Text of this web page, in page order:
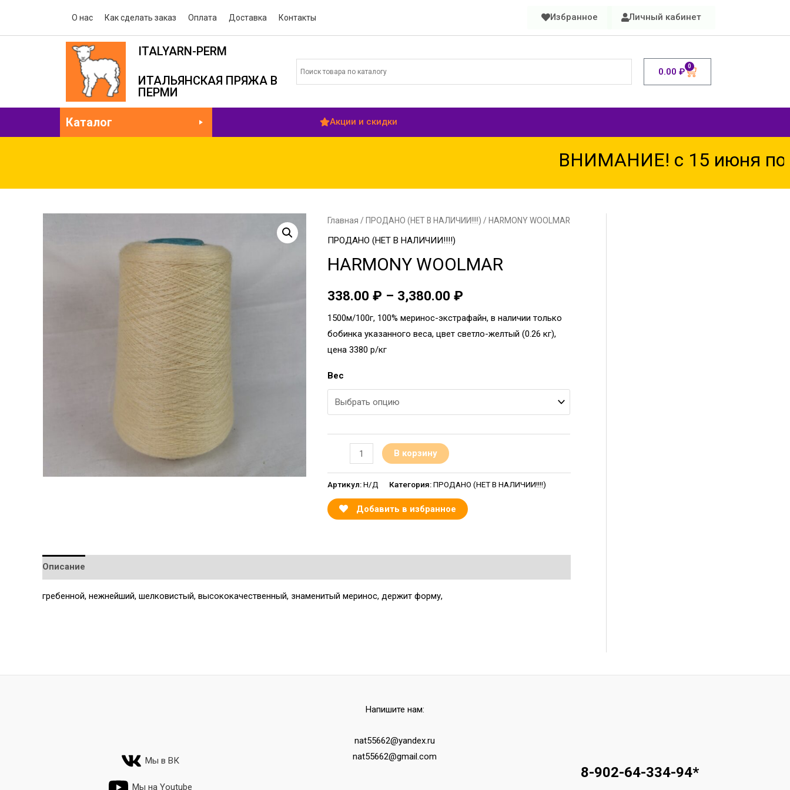
О нас Как сделать заказ Оплата Доставка Контакты Избранное Личный кабинет
ITALYARN-PERM
ИТАЛЬЯНСКАЯ ПРЯЖА В
ПЕРМИ
0.00 ₽ 0
Каталог Акции и скидки
ВНИМАНИЕ! с 15 июня по
Главная / ПРОДАНО (НЕТ В НАЛИЧИИ!!!!) / HARMONY WOOLMAR
ПРОДАНО (НЕТ В НАЛИЧИИ!!!!)
HARMONY WOOLMAR
338.00₽ – 3,380.00₽
1500м/100г, 100% меринос-экстрафайн, в наличии только
бобинка указанного веса, цвет светло-желтый (0.26 кг),
цена 3380 р/кг
Вес
В корзину
Артикул:Н/Д Категория:ПРОДАНО (НЕТ В НАЛИЧИИ!!!!)
Добавить в избранное
Описание
гребенной, нежнейший, шелковистый, высококачественный, знаменитый меринос, держит форму,
Мы в ВК
Мы на Youtube
Напишите нам:
nat55662@yandex.ru
nat55662@gmail.com
8-902-64-334-94*